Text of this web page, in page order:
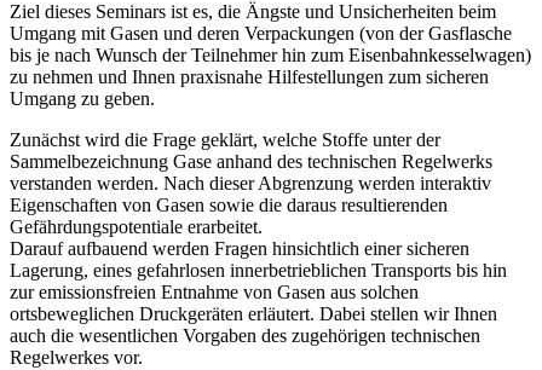
Ziel dieses Seminars ist es, die Ängste und Unsicherheiten beim
Umgang mit Gasen und deren Verpackungen (von der Gasflasche
bis je nach Wunsch der Teilnehmer hin zum Eisenbahnkesselwagen)
zu nehmen und Ihnen praxisnahe Hilfestellungen zum sicheren
Umgang zu geben.
Zunächst wird die Frage geklärt, welche Stoffe unter der
Sammelbezeichnung Gase anhand des technischen Regelwerks
verstanden werden. Nach dieser Abgrenzung werden interaktiv
Eigenschaften von Gasen sowie die daraus resultierenden
Gefährdungspotentiale erarbeitet.
Darauf aufbauend werden Fragen hinsichtlich einer sicheren
Lagerung, eines gefahrlosen innerbetrieblichen Transports bis hin
zur emissionsfreien Entnahme von Gasen aus solchen
ortsbeweglichen Druckgeräten erläutert. Dabei stellen wir Ihnen
auch die wesentlichen Vorgaben des zugehörigen technischen
Regelwerkes vor.